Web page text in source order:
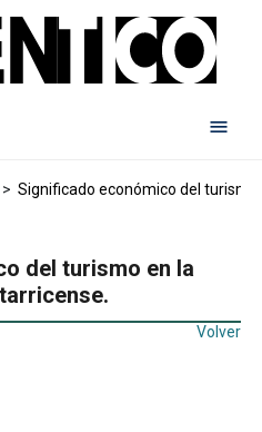
> Significado económico del
del turismo en la
Volver